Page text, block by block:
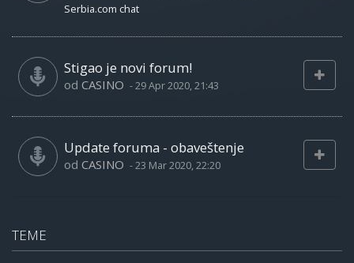
Serbia.com chat
Stigao je novi forum!
od CASINO -29 Apr 2020, 21:43
Update foruma - obaveštenje
od CASINO -23 Mar 2020, 22:20
TEME